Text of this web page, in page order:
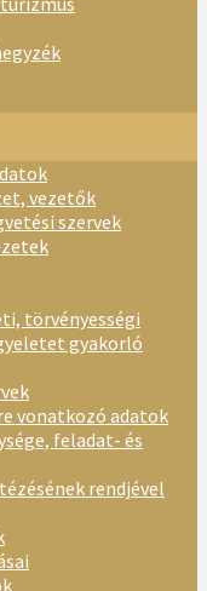
vezetők
szervek
törvényességi
gyakorló
vonatkozó adatok
feladat- és
rendjével